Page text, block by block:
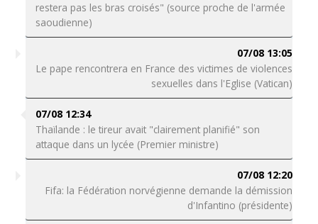
restera pas les bras croisés" (source proche de l'armée
saoudienne)
07/08 13:05
Le pape rencontrera en France des victimes de violences
sexuelles dans l'Eglise (Vatican)
07/08 12:34
Thaïlande : le tireur avait "clairement planifié" son
attaque dans un lycée (Premier ministre)
07/08 12:20
Fifa: la Fédération norvégienne demande la démission
d'Infantino (présidente)